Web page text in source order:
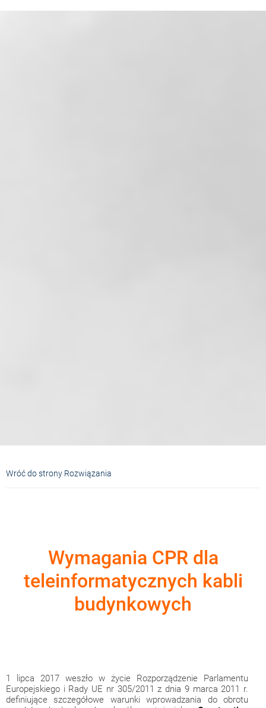
Wróć do strony Rozwiązania
Wymagania CPR dla
teleinformatycznych kabli
budynkowych
1 lipca 2017 weszło w życie Rozporządzenie Parlamentu
Europejskiego i Rady UE nr 305/2011 z dnia 9 marca 2011 r.
definiujące szczegółowe warunki wprowadzania do obrotu